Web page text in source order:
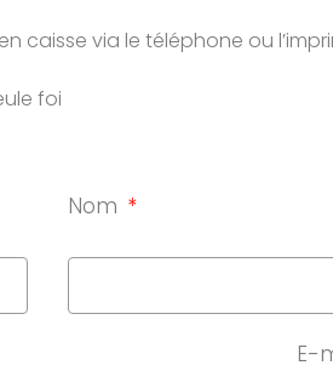
caisse via le téléphone ou
foi
Nom
E-